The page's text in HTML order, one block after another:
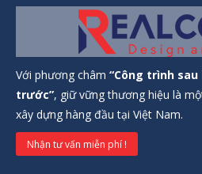
Với phương châm “Công trình
trước”, giữ vững thương hiệu là
xây dựng hàng đầu tại Việt Nam.
Nhận tư vấn miễn phí !